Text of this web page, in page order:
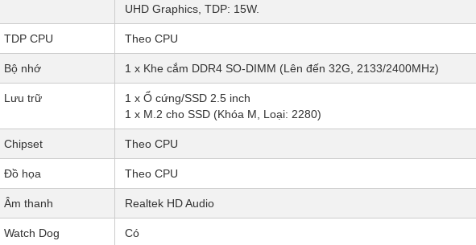
UHD Graphics, TDP: 15W.
TDP CPU Theo CPU
Bộ nhớ 1 x Khe cắm DDR4 SO-DIMM (Lên đến 32G, 2133/2400MHz)
Lưu trữ
1 x Ổ cứng/SSD 2.5 inch
1 x M.2 cho SSD (Khóa M, Loại: 2280)
Chipset Theo CPU
Đồ họa Theo CPU
Âm thanh Realtek HD Audio
Watch Dog Có